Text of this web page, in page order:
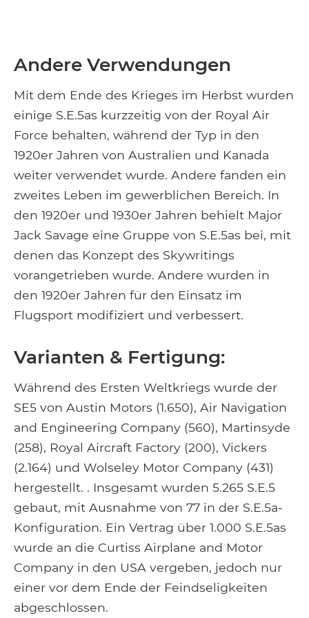
Andere Verwendungen
Mit dem Ende des Krieges im Herbst wurden
einige S.E.5as kurzzeitig von der Royal Air
Force behalten, während der Typ in den
1920er Jahren von Australien und Kanada
weiter verwendet wurde. Andere fanden ein
zweites Leben im gewerblichen Bereich. In
den 1920er und 1930er Jahren behielt Major
Jack Savage eine Gruppe von S.E.5as bei, mit
denen das Konzept des Skywritings
vorangetrieben wurde. Andere wurden in
den 1920er Jahren für den Einsatz im
Flugsport modifiziert und verbessert.
Varianten & Fertigung:
Während des Ersten Weltkriegs wurde der
SE5 von Austin Motors (1.650), Air Navigation
and Engineering Company (560), Martinsyde
(258), Royal Aircraft Factory (200), Vickers
(2.164) und Wolseley Motor Company (431)
hergestellt. . Insgesamt wurden 5.265 S.E.5
gebaut, mit Ausnahme von 77 in der S.E.5a-
Konfiguration. Ein Vertrag über 1.000 S.E.5as
wurde an die Curtiss Airplane and Motor
Company in den USA vergeben, jedoch nur
einer vor dem Ende der Feindseligkeiten
abgeschlossen.